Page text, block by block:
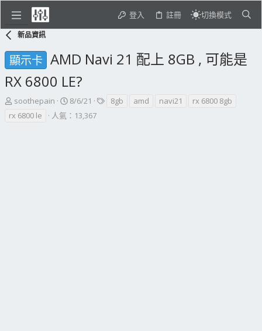
登入 註冊 切換模式
新品資訊
顯示卡 AMD Navi 21 配上 8GB , 可能是
RX 6800 LE?
主
題
soothepain
開
始
8/6/21
標8gb amd navi21
rx 6800 8gb
rx 6800 le
人氣：13,367